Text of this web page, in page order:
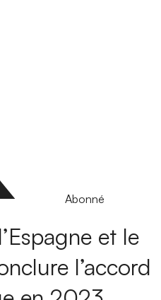
Abonné
et le
l’accord